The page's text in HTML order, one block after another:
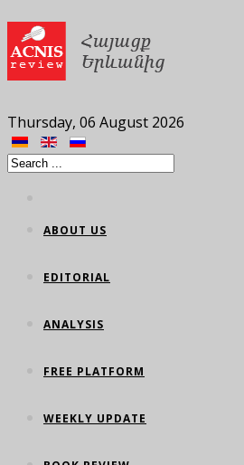
Thursday, 06 August 2026
ABOUT US
EDITORIAL
ANALYSIS
FREE PLATFORM
WEEKLY UPDATE